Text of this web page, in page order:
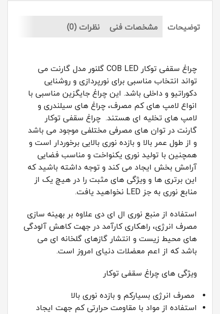
توضیحات مشخصات فنی نظرات (0)
چراغ سقفی توکار COB LED گلنور مدل گارنت می
تواند انتخاب مناسبی برای نورپردازی و روشنایی
دکوراتیو و داخلی باشد. این چراغ جایگزین مناسبی با
انواع لامپ های کم مصرف، چراغ های سیلندری و
لامپ های تخلیه ای هستند. چراغ سقفی توکار
گارنت در توان های مصرفی مختلفی موجود می باشد
و از طول عمر بالا و بازده نوری بالایی برخوردار است و
همچنین با تولید نوری یکنواخت و مناسب فضایی
آرامش بخش ایجاد می کند و توجه داشته باشید که
این برتری ها و ویژگی های مثبت را در هیچ یک از
منابع نوری به جز LED نخواهید یافت.
استفاده از منبع نوری ال ای دی علاوه بر بهینه سازی
مصرف انرژی، راهکاری کارآمد در جهت کاهش آلودگی
های محیط زیست و انتشار گازهای گلخانه ای می
باشد که از اعم معضلات دنیای امروز است.
ویژگی های چراغ سقفی توکار
مصرف انرژی بسیارکم و بازده نوری بالا
استفاده از مواد با مقاومت حرارتی کم جهت ایجاد